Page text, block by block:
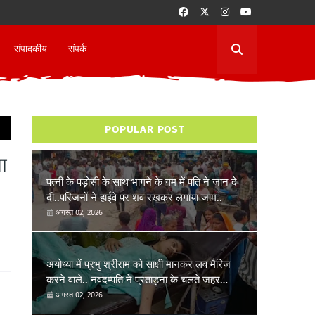
संपादकीय संपर्क
POPULAR POST
पत्नी के पड़ोसी के साथ भागने के गम में पति ने जान दे
दी..परिजनों ने हाईवे पर शव रखकर लगाया जाम..
अगस्त 02, 2026
अयोध्या में प्रभु श्रीराम को साक्षी मानकर लव मैरिज
करने वाले.. नवदम्पति ने प्रताड़ना के चलते जहर
खाकर जान देने की कोशिश की..
अगस्त 02, 2026